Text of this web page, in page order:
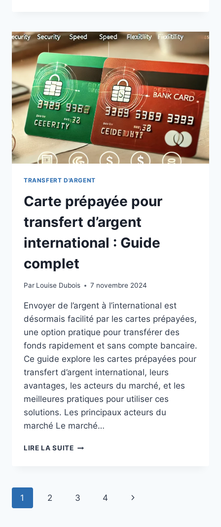
BANCAIRE
IDÉAL
DES
ENTREPRENEURS
ET
DES
INDÉPENDANTS
TRANSFERT D'ARGENT
Carte prépayée pour
transfert d’argent
international : Guide
complet
Par Louise Dubois 7 novembre 2024
Envoyer de l’argent à l’international est
désormais facilité par les cartes prépayées,
une option pratique pour transférer des
fonds rapidement et sans compte bancaire.
Ce guide explore les cartes prépayées pour
transfert d’argent international, leurs
avantages, les acteurs du marché, et les
meilleures pratiques pour utiliser ces
solutions. Les principaux acteurs du
marché Le marché…
LIRE LA SUITECARTE
INTERNATIONAL
Navigation
1 2 3 4
Page